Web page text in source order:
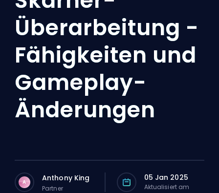
Überarbeitung -
Fähigkeiten und
Gameplay-
Änderungen
A Anthony King
Partner
05 Jan 2025
Aktualisiert am